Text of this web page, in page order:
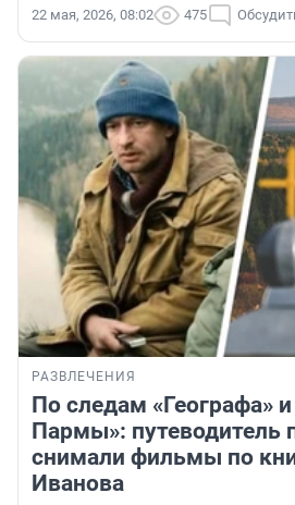
22 мая, 2026, 08:02 475
РАЗВЛЕЧЕНИЯ
По следам «Географа»
Пармы»: путеводитель
снимали фильмы по
Иванова